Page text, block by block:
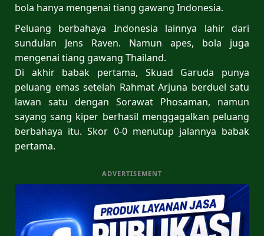
bola hanya mengenai tiang gawang Indonesia.
Peluang berbahaya Indonesia lainnya lahir dari
sundulan Jens Raven. Namun apes, bola juga
mengenai tiang gawang Thailand.
Di akhir babak pertama, Skuad Garuda punya
peluang emas setelah Rahmat Arjuna berduel satu
lawan satu dengan Sorawat Phosaman, namun
sayang sang kiper berhasil menggagalkan peluang
berbahaya itu. Skor 0-0 menutup jalannya babak
pertama.
ADVERTISEMENT